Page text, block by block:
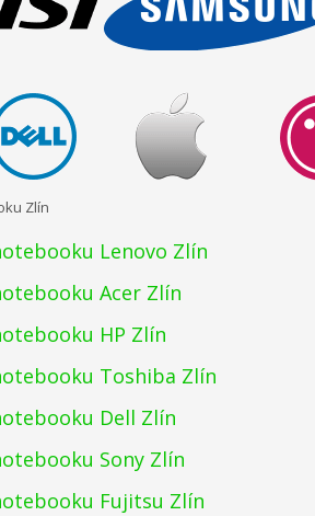
Zlín
Lenovo Zlín
Acer Zlín
HP Zlín
Toshiba Zlín
Dell Zlín
Sony Zlín
Fujitsu Zlín